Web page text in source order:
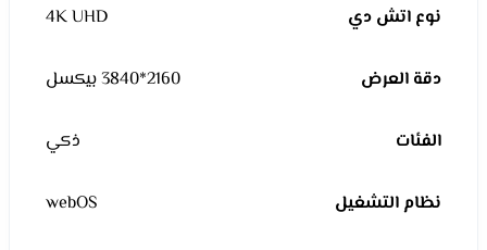
نوع اتش دي 4K UHD
دقة العرض 2160*3840 بيكسل
الفئات ذكي
نظام التشغيل webOS